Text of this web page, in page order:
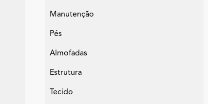
Manutenção
Pés
Almofadas
Estrutura
Tecido